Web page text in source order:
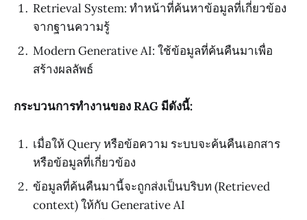
Retrieval System: ทำหน้าที่ค้นหาข้อมูลที่เกี่ยวข้อง
จากฐานความรู้
Modern Generative AI: ใช้ข้อมูลที่ค้นคืนมาเพื่อ
สร้างผลลัพธ์
กระบวนการทำงานของ RAG มีดังนี้:
เมื่อให้ Query หรือข้อความ ระบบจะค้นคืนเอกสาร
หรือข้อมูลที่เกี่ยวข้อง
ข้อมูลที่ค้นคืนมานี้จะถูกส่งเป็นบริบท (Retrieved
context) ให้กับ Generative AI